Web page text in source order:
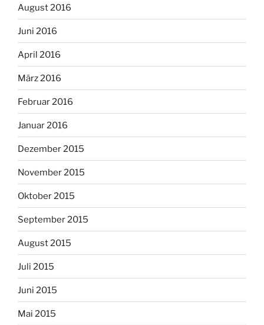
August 2016
Juni 2016
April 2016
März 2016
Februar 2016
Januar 2016
Dezember 2015
November 2015
Oktober 2015
September 2015
August 2015
Juli 2015
Juni 2015
Mai 2015